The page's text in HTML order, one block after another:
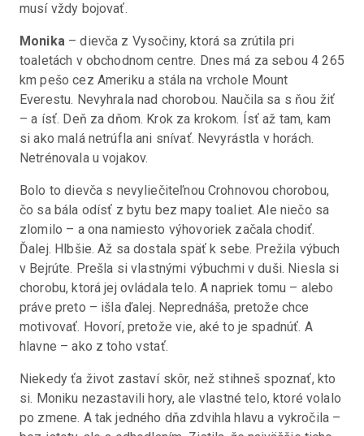
musí vždy bojovať.
Monika – dievča z Vysočiny, ktorá sa zrútila pri
toaletách v obchodnom centre. Dnes má za sebou 4 265
km pešo cez Ameriku a stála na vrchole Mount
Everestu. Nevyhrala nad chorobou. Naučila sa s ňou žiť
– a ísť. Deň za dňom. Krok za krokom. Ísť až tam, kam
si ako malá netrúfla ani snívať. Nevyrástla v horách.
Netrénovala u vojakov.
Bolo to dievča s nevyliečiteľnou Crohnovou chorobou,
čo sa bála odísť z bytu bez mapy toaliet. Ale niečo sa
zlomilo – a ona namiesto výhovoriek začala chodiť.
Ďalej. Hlbšie. Až sa dostala späť k sebe. Prežila výbuch
v Bejrúte. Prešla si vlastnými výbuchmi v duši. Niesla si
chorobu, ktorá jej ovládala telo. A napriek tomu – alebo
práve preto – išla ďalej. Neprednáša, pretože chce
motivovať. Hovorí, pretože vie, aké to je spadnúť. A
hlavne – ako z toho vstať.
Niekedy ťa život zastaví skôr, než stihneš spoznať, kto
si. Moniku nezastavili hory, ale vlastné telo, ktoré volalo
po zmene. A tak jedného dňa zdvihla hlavu a vykročila –